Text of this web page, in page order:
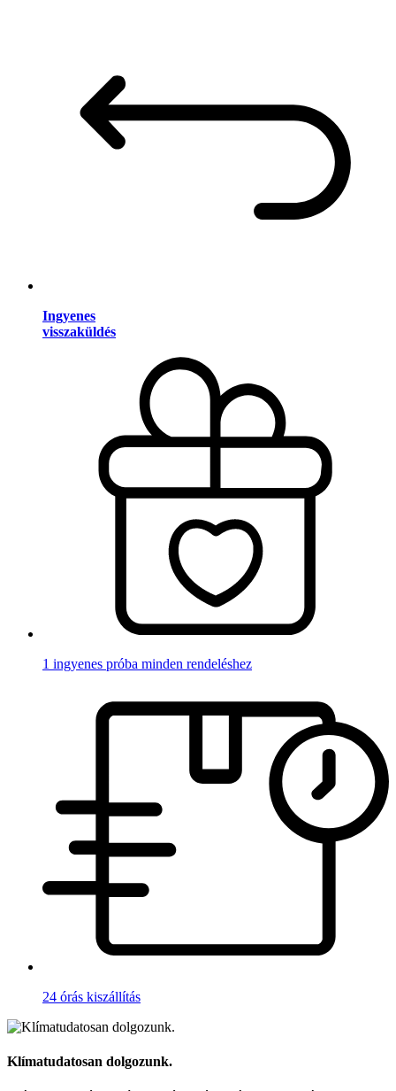
Ingyenes
visszaküldés
1 ingyenes próba minden rendeléshez
24 órás kiszállítás
Klímatudatosan dolgozunk.